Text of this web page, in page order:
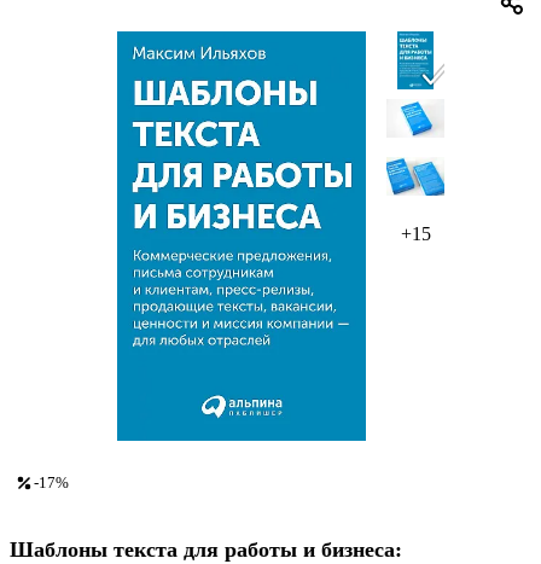
+15
-17%
Шаблоны текста для работы и бизнеса: